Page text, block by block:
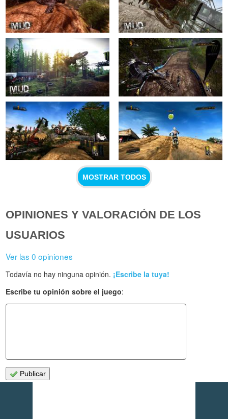
MOSTRAR TODOS
OPINIONES Y VALORACIÓN DE LOS
USUARIOS
Ver las 0 opiniones
Todavía no hay ninguna opinión. ¡Escribe la tuya!
Escribe tu opinión sobre el juego:
Publicar